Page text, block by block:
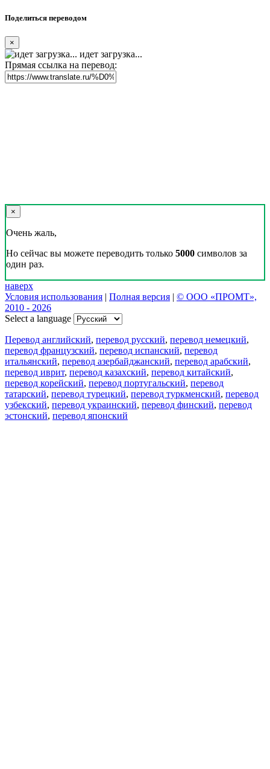
Поделиться переводом
×
идет загрузка...
Прямая ссылка на перевод:
×
Очень жаль,
Но сейчас вы можете переводить только 5000 символов за
один раз.
наверх
Условия использования | Полная версия | © ООО «ПРОМТ»,
2010 - 2026
Select a language
Перевод английский, перевод русский, перевод немецкий,
перевод французский, перевод испанский, перевод
итальянский, перевод азербайджанский, перевод арабский,
перевод иврит, перевод казахский, перевод китайский,
перевод корейский, перевод португальский, перевод
татарский, перевод турецкий, перевод туркменский, перевод
узбекский, перевод украинский, перевод финский, перевод
эстонский, перевод японский